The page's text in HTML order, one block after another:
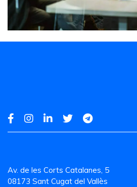
Av. de les Corts Catalanes, 5
08173 Sant Cugat del Vallès